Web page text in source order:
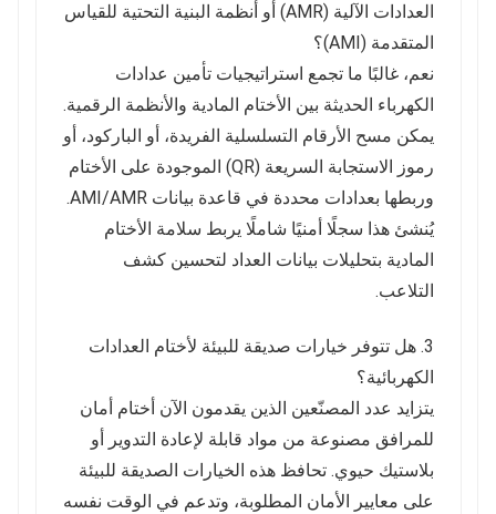
العدادات الآلية (AMR) أو أنظمة البنية التحتية للقياس
المتقدمة (AMI)؟
نعم، غالبًا ما تجمع استراتيجيات تأمين عدادات
الكهرباء الحديثة بين الأختام المادية والأنظمة الرقمية.
يمكن مسح الأرقام التسلسلية الفريدة، أو الباركود، أو
رموز الاستجابة السريعة (QR) الموجودة على الأختام
وربطها بعدادات محددة في قاعدة بيانات AMI/AMR.
يُنشئ هذا سجلًا أمنيًا شاملًا يربط سلامة الأختام
المادية بتحليلات بيانات العداد لتحسين كشف
التلاعب.
3. هل تتوفر خيارات صديقة للبيئة لأختام العدادات
الكهربائية؟
يتزايد عدد المصنّعين الذين يقدمون الآن أختام أمان
للمرافق مصنوعة من مواد قابلة لإعادة التدوير أو
بلاستيك حيوي. تحافظ هذه الخيارات الصديقة للبيئة
على معايير الأمان المطلوبة، وتدعم في الوقت نفسه